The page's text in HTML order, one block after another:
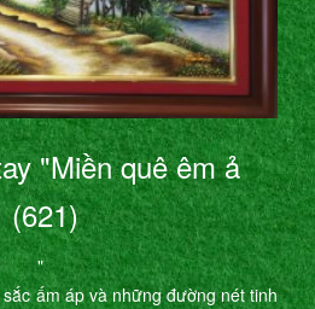
"Miền quê êm ả
(621)
"
ấm áp và những đường nét tinh